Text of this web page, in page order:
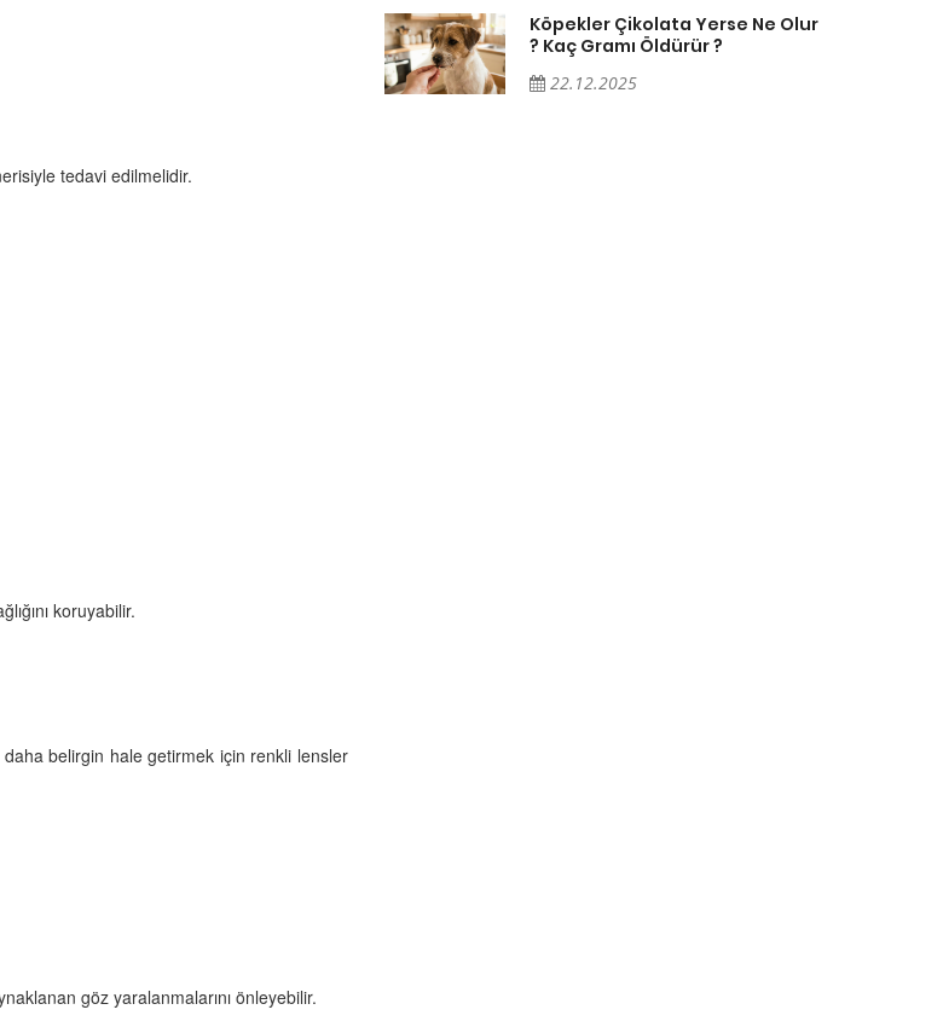
tedavi edilmelidir.
koruyabilir.
belirgin hale getirmek için renkli lensler
göz yaralanmalarını önleyebilir.
Köpekler Çikolata Yerse Ne Olur
? Kaç Gramı Öldürür ?
22.12.2025